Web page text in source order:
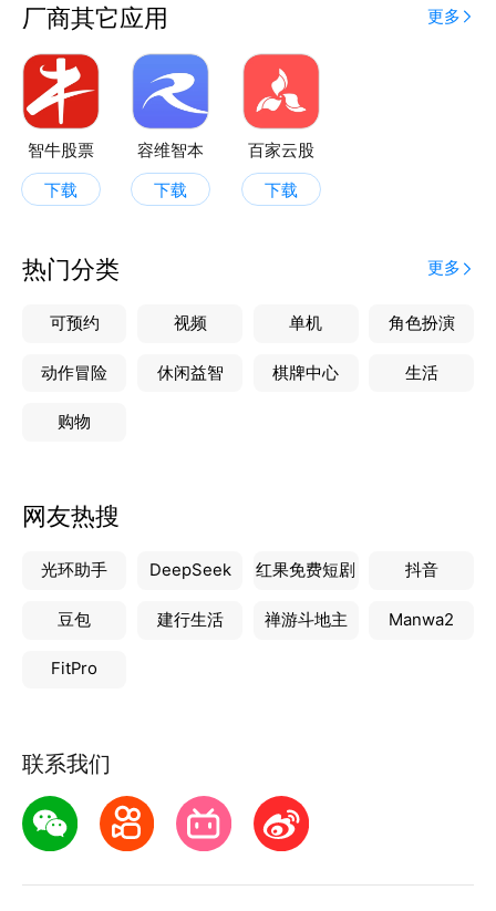
厂商其它应用 更多
智牛股票
下载
容维智本
下载
百家云股
下载
热门分类 更多
可预约 视频 单机 角色扮演
动作冒险 休闲益智 棋牌中心 生活
购物
网友热搜
光环助手 DeepSeek 红果免费短剧 抖音
豆包 建行生活 禅游斗地主 Manwa2
FitPro
联系我们